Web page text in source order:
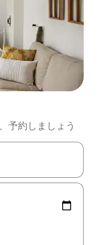
予⁠約し⁠ま⁠し⁠ょ⁠う
を使って移動するか